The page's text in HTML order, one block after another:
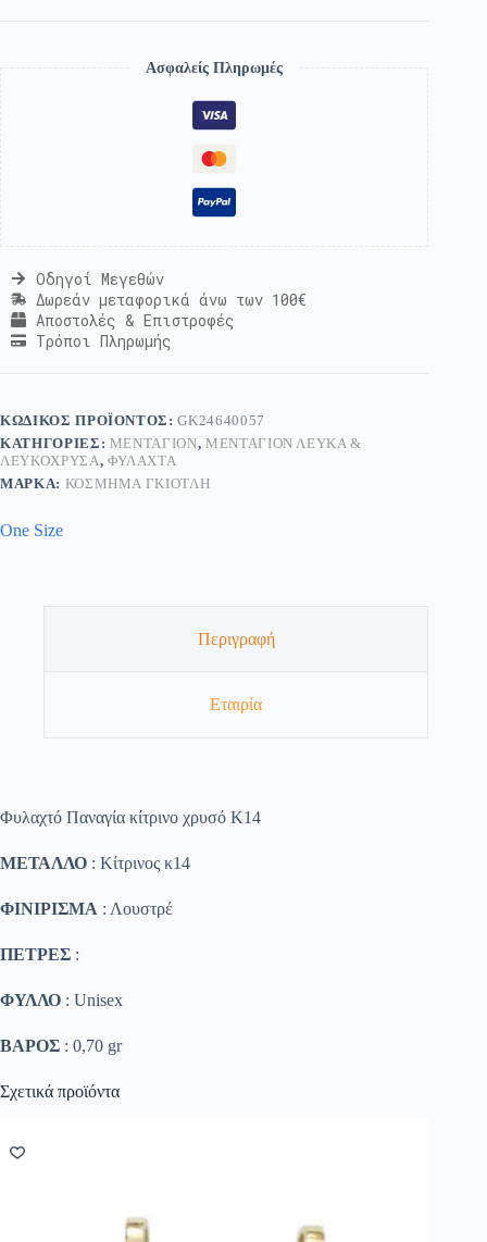
Ασφαλείς Πληρωμές
Οδηγοί Μεγεθών
Δωρεάν μεταφορικά άνω των 100€
Αποστολές & Επιστροφές
Τρόποι Πληρωμής
ΚΩΔΙΚΌΣ ΠΡΟΪΌΝΤΟΣ:GK24640057
ΚΑΤΗΓΟΡΊΕΣ: ΜΕΝΤΑΓΙΌΝ, ΜΕΝΤΑΓΙΌΝ ΛΕΥΚΆ &
ΛΕΥΚΌΧΡΥΣΑ, ΦΥΛΑΧΤΆ
ΜΆΡΚΑ: ΚΟΣΜΗΜΑ ΓΚΙΟΤΛΗ
One Size
Περιγραφή
Εταιρία
Φυλαχτό Παναγία κίτρινο χρυσό Κ14
ΜΕΤΑΛΛΟ : Κίτρινος κ14
ΦΙΝΙΡΙΣΜΑ : Λουστρέ
ΠΕΤΡΕΣ :
ΦΥΛΛΟ : Unisex
ΒΑΡΟΣ : 0,70 gr
Σχετικά προϊόντα